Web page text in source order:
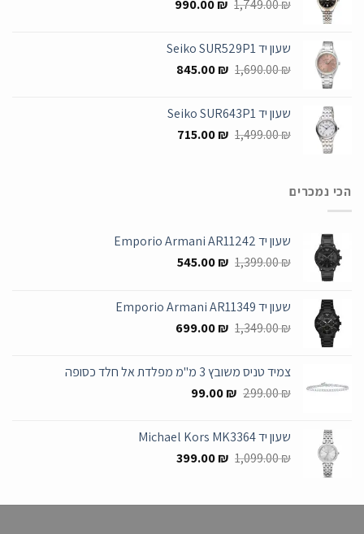
1,749.00₪
1,749.00 ₪.
990.00₪
990.00 ₪.
שעון יד Seiko SUR529P1
1,690.00₪
המחיר
1,690.00 ₪.
845.00₪
המחיר
845.00 ₪.
שעון יד Seiko SUR643P1
1,499.00₪
המחיר
715.00₪
המחיר
הכי נמכרים
שעון יד Emporio Armani AR11242
1,399.00₪
המחיר
1,399.00 ₪.
545.00₪
המחיר
545.00 ₪.
שעון יד Emporio Armani AR11349
1,349.00₪
המחיר
1,349.00 ₪.
699.00₪
המחיר
699.00 ₪.
צמיד טניס משובץ 3 מ"מ מפלדת אל חלד כסופה
299.00₪
המחיר
299.00 ₪.
99.00₪
המחיר
99.00 ₪.
שעון יד Michael Kors MK3364
1,099.00₪
המחיר
1,099.00 ₪.
399.00₪
המחיר
399.00 ₪.